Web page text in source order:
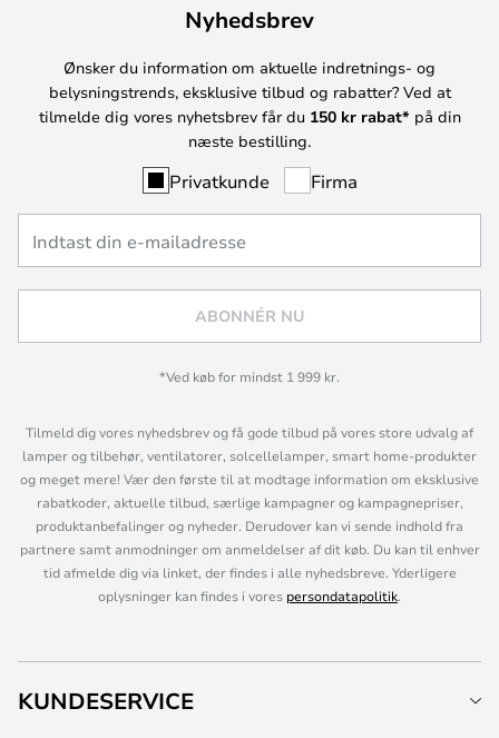
Nyhedsbrev
Ønsker du information om aktuelle indretnings- og
belysningstrends, eksklusive tilbud og rabatter? Ved at
tilmelde dig vores nyhetsbrev får du 150 kr rabat* på din
næste bestilling.
Privatkunde Firma
ABONNÉR NU
*Ved køb for mindst 1 999 kr.
Tilmeld dig vores nyhedsbrev og få gode tilbud på vores store udvalg af
lamper og tilbehør, ventilatorer, solcellelamper, smart home-produkter
og meget mere! Vær den første til at modtage information om eksklusive
rabatkoder, aktuelle tilbud, særlige kampagner og kampagnepriser,
produktanbefalinger og nyheder. Derudover kan vi sende indhold fra
partnere samt anmodninger om anmeldelser af dit køb. Du kan til enhver
tid afmelde dig via linket, der findes i alle nyhedsbreve. Yderligere
oplysninger kan findes i vores persondatapolitik.
KUNDESERVICE